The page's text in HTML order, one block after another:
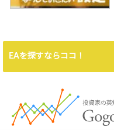
EAを探すならココ！